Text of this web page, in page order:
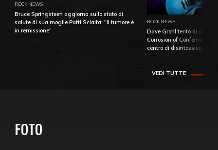
ROCK NEWS
Bruce Springsteen aggiorna sullo stato di
salute di sua moglie Patti Scialfa: "Il tumore è
in remissione"
ROCK NEWS
Dave Grohl tentò di
Corrosion of Conformity
centro di
VEDI TUTTE
FOTO